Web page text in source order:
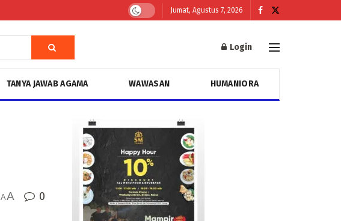
Jumat, Agustus 7, 2026
Login
TANYA JAWAB AGAMA WAWASAN HUMANIORA
AA 0